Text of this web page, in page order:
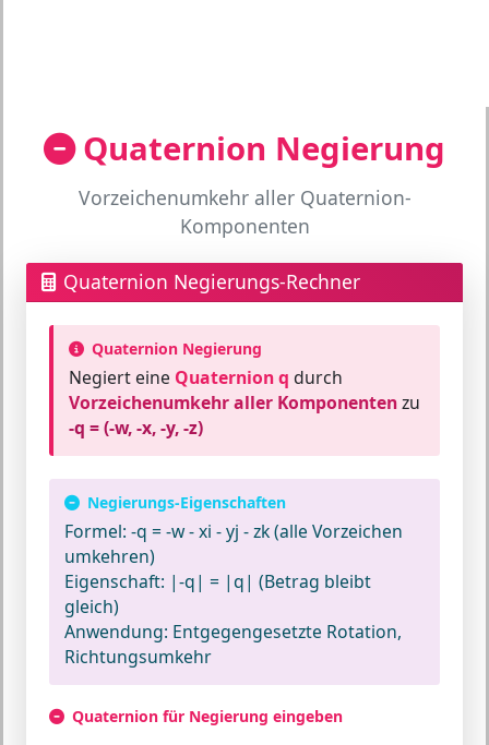
Quaternion Negierung
Vorzeichenumkehr aller Quaternion-
Komponenten
Quaternion Negierungs-Rechner
Quaternion Negierung
Negiert eine Quaternion q durch
Vorzeichenumkehr aller Komponentenzu
-q = (-w, -x, -y, -z)
Negierungs-Eigenschaften
Formel: -q = -w - xi - yj - zk (alle Vorzeichen
umkehren)
Eigenschaft: |-q| = |q| (Betrag bleibt
gleich)
Anwendung: Entgegengesetzte Rotation,
Richtungsumkehr
Quaternion für Negierung eingeben